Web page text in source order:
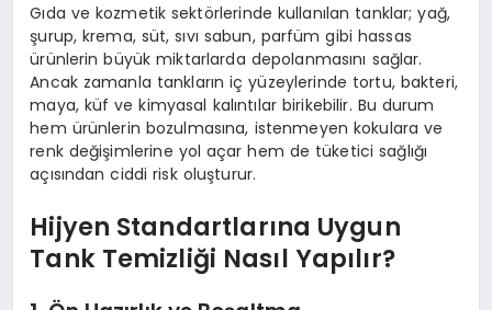
Gıda ve kozmetik sektörlerinde kullanılan tanklar; yağ,
şurup, krema, süt, sıvı sabun, parfüm gibi hassas
ürünlerin büyük miktarlarda depolanmasını sağlar.
Ancak zamanla tankların iç yüzeylerinde tortu, bakteri,
maya, küf ve kimyasal kalıntılar birikebilir. Bu durum
hem ürünlerin bozulmasına, istenmeyen kokulara ve
renk değişimlerine yol açar hem de tüketici sağlığı
açısından ciddi risk oluşturur.
Hijyen Standartlarına Uygun
Tank Temizliği Nasıl Yapılır?